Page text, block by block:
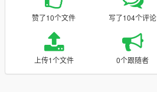
赞了10个文件 写了104个评论
上传1个文件 0个跟随者